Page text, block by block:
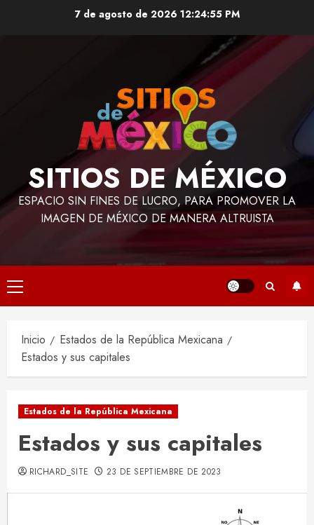
7 de agosto de 2026 12:24:57 PM
SITIOS DE MÉXICO
ESPACIO SIN FINES DE LUCRO, PARA PROMOVER LA
IMAGEN DE MÉXICO DE MANERA ALTRUISTA
Menú
principal
Inicio
Estados de la República Mexicana
Estados y sus capitales
Estados de la República Mexicana
Estados y sus capitales
RICHARD_SITE 23 DE SEPTIEMBRE DE 2023